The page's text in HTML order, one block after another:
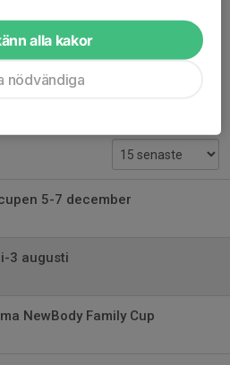
5-7 december
3 augusti
NewBody Family Cup
alla kakor
nödvändiga